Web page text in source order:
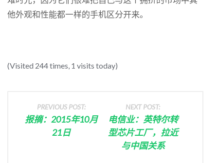
他外观和性能都一样的手机区分开来。
(Visited 244 times, 1 visits today)
PREVIOUS POST:
报摘：2015年10月
21日
NEXT POST:
电信业：英特尔转
型芯片工厂，拉近
与中国关系